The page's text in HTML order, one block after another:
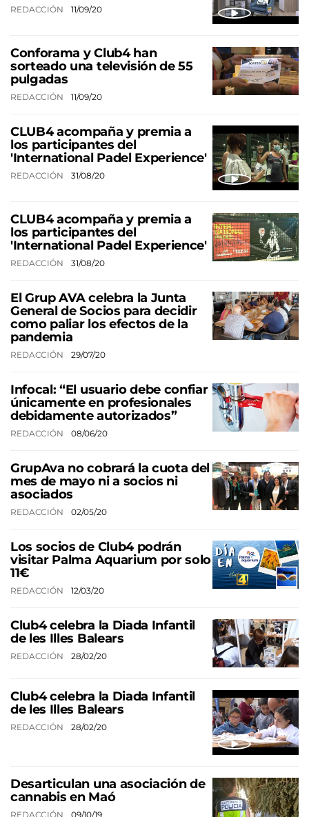
REDACCIÓN 11/09/20
Conforama y Club4 han
sorteado una televisión de 55
pulgadas
REDACCIÓN 11/09/20
CLUB4 acompaña y premia a
los participantes del
'International Padel Experience'
REDACCIÓN 31/08/20
CLUB4 acompaña y premia a
los participantes del
'International Padel Experience'
REDACCIÓN 31/08/20
El Grup AVA celebra la Junta
General de Socios para decidir
como paliar los efectos de la
pandemia
REDACCIÓN 29/07/20
Infocal: “El usuario debe confiar
únicamente en profesionales
debidamente autorizados”
REDACCIÓN 08/06/20
GrupAva no cobrará la cuota del
mes de mayo ni a socios ni
asociados
REDACCIÓN 02/05/20
Los socios de Club4 podrán
visitar Palma Aquarium por solo
11€
REDACCIÓN 12/03/20
Club4 celebra la Diada Infantil
de les Illes Balears
REDACCIÓN 28/02/20
Club4 celebra la Diada Infantil
de les Illes Balears
REDACCIÓN 28/02/20
Desarticulan una asociación de
cannabis en Maó
REDACCIÓN 09/10/19